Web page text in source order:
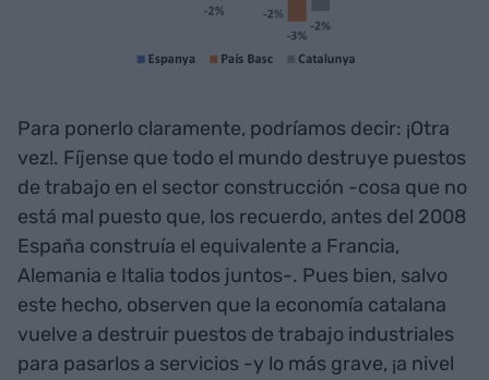
Para ponerlo claramente, podríamos decir: ¡Otra
vez!. Fíjense que todo el mundo destruye puestos
de trabajo en el sector construcción -cosa que no
está mal puesto que, los recuerdo, antes del 2008
España construía el equivalente a Francia,
Alemania e Italia todos juntos-. Pues bien, salvo
este hecho, observen que la economía catalana
vuelve a destruir puestos de trabajo industriales
para pasarlos a servicios -y lo más grave, ¡a nivel